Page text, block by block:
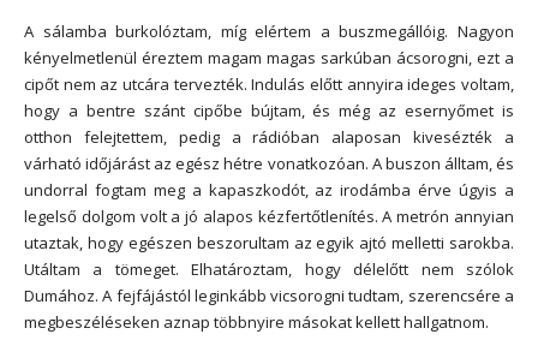
A sálamba burkolóztam, míg elértem a buszmegállóig. Nagyon
kényelmetlenül éreztem magam magas sarkúban ácsorogni, ezt a
cipőt nem az utcára tervezték. Indulás előtt annyira ideges voltam,
hogy a bentre szánt cipőbe bújtam, és még az esernyőmet is
otthon felejtettem, pedig a rádióban alaposan kivesézték a
várható időjárást az egész hétre vonatkozóan. A buszon álltam, és
undorral fogtam meg a kapaszkodót, az irodámba érve úgyis a
legelső dolgom volt a jó alapos kézfertőtlenítés. A metrón annyian
utaztak, hogy egészen beszorultam az egyik ajtó melletti sarokba.
Utáltam a tömeget. Elhatároztam, hogy délelőtt nem szólok
Dumához. A fejfájástól leginkább vicsorogni tudtam, szerencsére a
megbeszéléseken aznap többnyire másokat kellett hallgatnom.